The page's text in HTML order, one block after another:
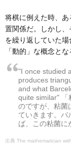
将棋に例えた時、
置関係だ。しかし
を繰り返していた
「動的」な概念とな
"I once studied
produces
and what
quite similar" 「
のですが、粘菌
ていきます。バ
ば、この粘菌に
The mathematician